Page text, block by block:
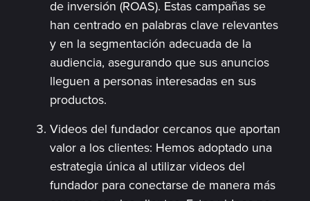
de inversión (ROAS). Estas campañas se
han centrado en palabras clave relevantes
y en la segmentación adecuada de la
audiencia, asegurando que sus anuncios
lleguen a personas interesadas en sus
productos.
Videos del fundador cercanos que aportan
valor a los clientes: Hemos adoptado una
estrategia única al utilizar videos del
fundador para conectarse de manera más